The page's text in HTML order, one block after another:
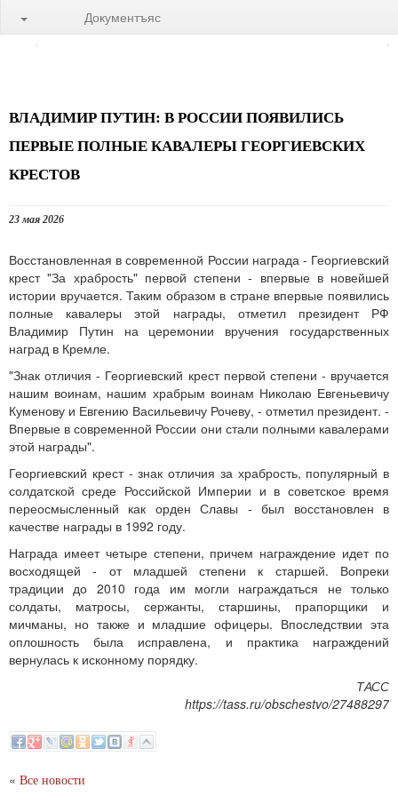
Документъяс
ВЛАДИМИР ПУТИН: В РОССИИ ПОЯВИЛИСЬ
ПЕРВЫЕ ПОЛНЫЕ КАВАЛЕРЫ ГЕОРГИЕВСКИХ
КРЕСТОВ
23 мая 2026
Восстановленная в современной России награда - Георгиевский
крест "За храбрость" первой степени - впервые в новейшей
истории вручается. Таким образом в стране впервые появились
полные кавалеры этой награды, отметил президент РФ
Владимир Путин на церемонии вручения государственных
наград в Кремле.
"Знак отличия - Георгиевский крест первой степени - вручается
нашим воинам, нашим храбрым воинам Николаю Евгеньевичу
Куменову и Евгению Васильевичу Рочеву, - отметил президент. -
Впервые в современной России они стали полными кавалерами
этой награды".
Георгиевский крест - знак отличия за храбрость, популярный в
солдатской среде Российской Империи и в советское время
переосмысленный как орден Славы - был восстановлен в
качестве награды в 1992 году.
Награда имеет четыре степени, причем награждение идет по
восходящей - от младшей степени к старшей. Вопреки
традиции до 2010 года им могли награждаться не только
солдаты, матросы, сержанты, старшины, прапорщики и
мичманы, но также и младшие офицеры. Впоследствии эта
оплошность была исправлена, и практика награждений
вернулась к исконному порядку.
ТАСС
https://tass.ru/obschestvo/27488297
« Все новости